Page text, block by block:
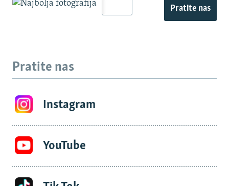
Pratite nas
Pratite nas
Instagram
YouTube